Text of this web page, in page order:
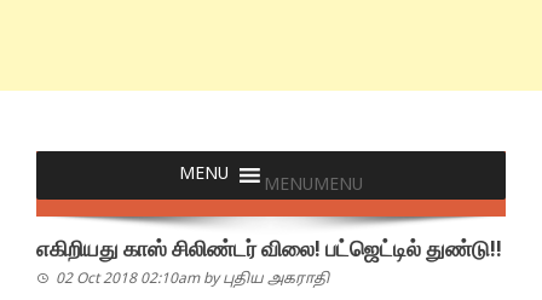
MENUMENU
எகிறியது காஸ் சிலிண்டர் விலை! பட்ஜெட்டில் துண்டு!!
02 Oct 2018 02:10am byபுதிய அகராதி